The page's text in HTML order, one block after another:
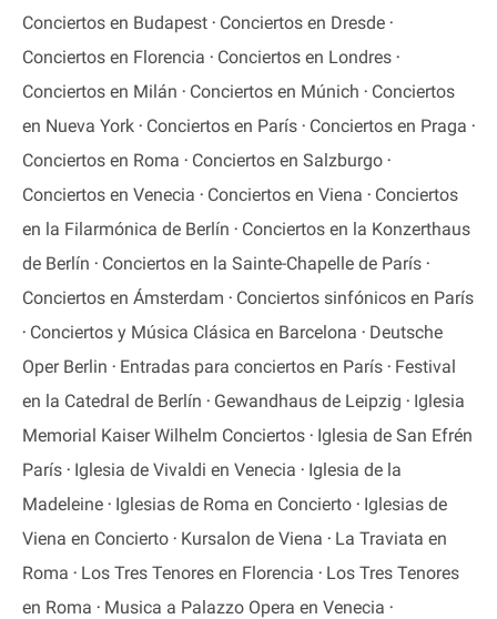
Conciertos en Budapest
Conciertos en Dresde
Conciertos en Florencia
Conciertos en Londres
Conciertos en Milán
Conciertos en Múnich
Conciertos
en Nueva York
Conciertos en París
Conciertos en Praga
Conciertos en Roma
Conciertos en Salzburgo
Conciertos en Venecia
Conciertos en Viena
Conciertos
en la Filarmónica de Berlín
Conciertos en la Konzerthaus
de Berlín
Conciertos en la Sainte-Chapelle de París
Conciertos en Ámsterdam
Conciertos sinfónicos en París
Conciertos y Música Clásica en Barcelona
Deutsche
Oper Berlin
Entradas para conciertos en París
Festival
en la Catedral de Berlín
Gewandhaus de Leipzig
Iglesia
Memorial Kaiser Wilhelm Conciertos
Iglesia de San Efrén
París
Iglesia de Vivaldi en Venecia
Iglesia de la
Madeleine
Iglesias de Roma en Concierto
Iglesias de
Viena en Concierto
Kursalon de Viena
La Traviata en
Roma
Los Tres Tenores en Florencia
Los Tres Tenores
en Roma
Musica a Palazzo Opera en Venecia